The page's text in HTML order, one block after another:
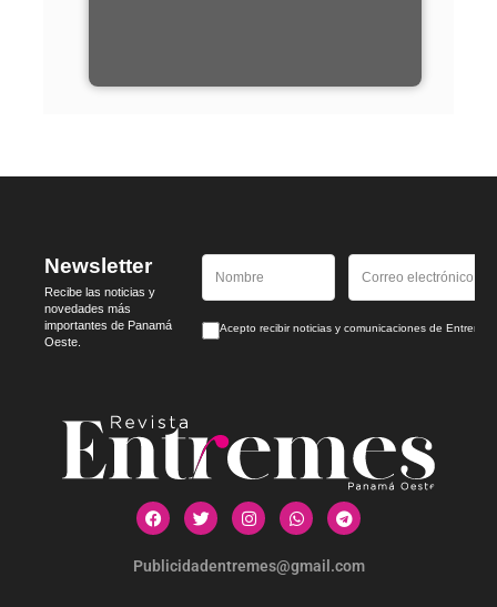
Newsletter
Recibe las noticias y
novedades más
importantes de Panamá
Oeste.
Acepto recibir noticias y comunicaciones de
Publicidadentremes@gmail.com